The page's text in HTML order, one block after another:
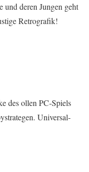
und deren Jungen geht
Retrografik!
des ollen PC-Spiels
Universal-